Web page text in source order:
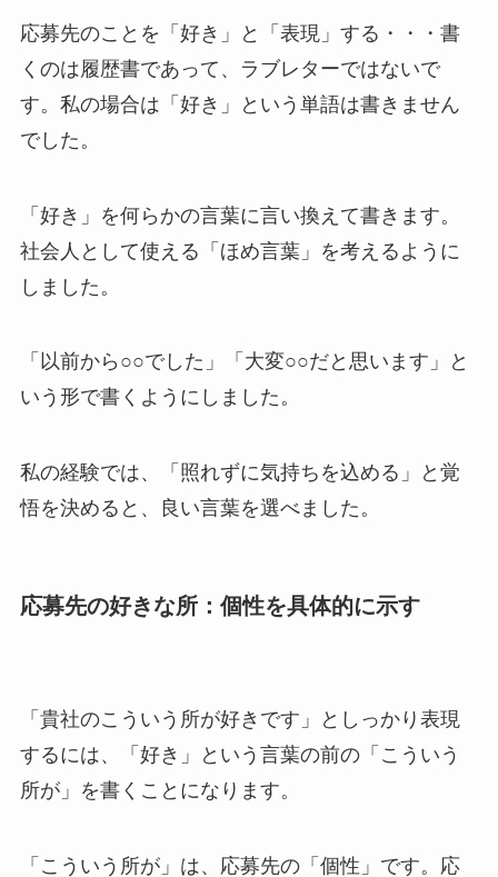
応募先のことを「好き」と「表現」する・・・書
くのは履歴書であって、ラブレターではないで
す。私の場合は「好き」という単語は書きません
でした。
「好き」を何らかの言葉に言い換えて書きます。
社会人として使える「ほめ言葉」を考えるように
しました。
「以前から○○でした」「大変○○だと思います」と
いう形で書くようにしました。
私の経験では、「照れずに気持ちを込める」と覚
悟を決めると、良い言葉を選べました。
応募先の好きな所：個性を具体的に示す
「貴社のこういう所が好きです」としっかり表現
するには、「好き」という言葉の前の「こういう
所が」を書くことになります。
「こういう所が」は、応募先の「個性」です。応